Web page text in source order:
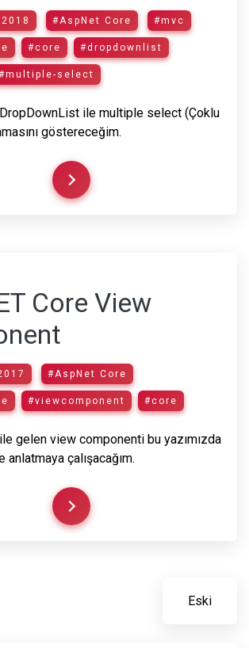
#AspNet Core #mvc
#core #dropdownlist
select
ile multiple select (Çoklu
göstereceğim.
Core View
#AspNet Core
#viewcomponent #core
gelen view componenti bu yazımızda
çalışacağım.
Eski